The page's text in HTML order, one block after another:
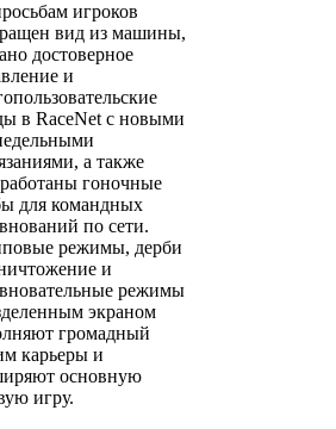
игроков
вид из машины,
достоверное
и
в RaceNet с новыми
а также
гоночные
для командных
по сети.
режимы, дерби
и
режимы
экраном
громадный
карьеры и
основную
игру.